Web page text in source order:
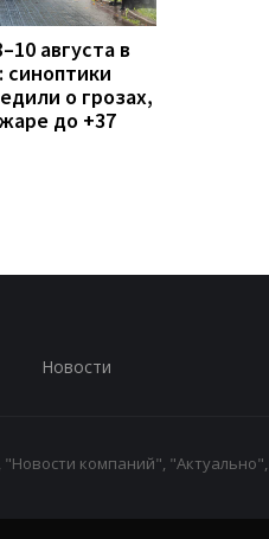
августа в
синоптики
о грозах,
до +37
Новости
компаний",